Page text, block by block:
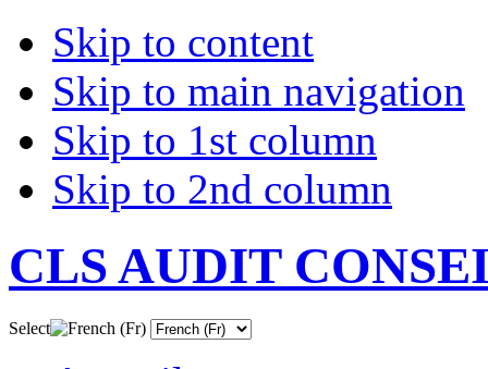
Skip to content
Skip to main navigation
Skip to 1st column
Skip to 2nd column
CLS AUDIT
Select